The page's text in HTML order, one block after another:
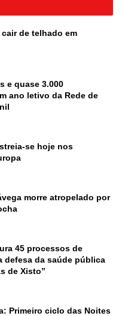
de telhado em
e quase 3.000
ano letivo da Rede de
se hoje nos
morre atropelado por
45 processos de
defesa da saúde pública
de Xisto”
Primeiro ciclo das Noites